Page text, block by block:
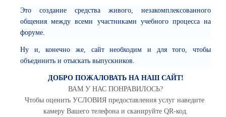
Это создание средства живого, незакомплексованного
общения между всеми участниками учебного процесса на
форуме.
Ну и, конечно же, сайт необходим и для того, чтобы
объединить и отыскать выпускников.
ДОБРО ПОЖАЛОВАТЬ НА НАШ САЙТ!
ВАМ У НАС ПОНРАВИЛОСЬ?
Чтобы оценить УСЛОВИЯ предоставления услуг наведите
камеру Вашего телефона и сканируйте QR-код.